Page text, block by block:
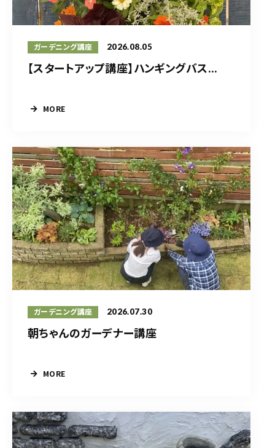
ガーデニング講座 2026.08.05
【スタートアップ講座】ハンギングバス...
MORE
ガーデニング講座 2026.07.30
朝ちゃんのガーデナー講座
MORE